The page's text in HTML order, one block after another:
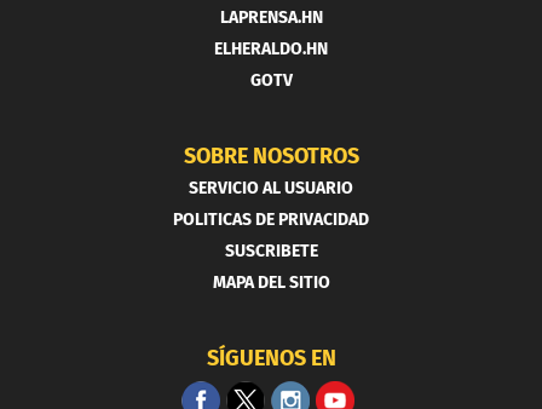
LAPRENSA.HN
ELHERALDO.HN
GOTV
SOBRE NOSOTROS
SERVICIO AL USUARIO
POLITICAS DE PRIVACIDAD
SUSCRIBETE
MAPA DEL SITIO
SÍGUENOS EN